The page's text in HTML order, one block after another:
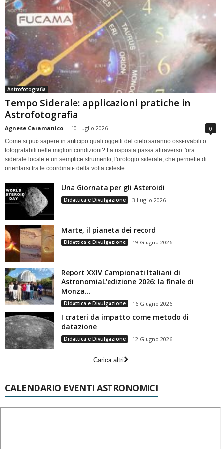
Astrofotografia
Tempo Siderale: applicazioni pratiche in
Astrofotografia
Agnese Caramanico - 10 Luglio 2026 0
Come si può sapere in anticipo quali oggetti del cielo saranno osservabili o
fotografabili nelle migliori condizioni? La risposta passa attraverso l'ora
siderale locale e un semplice strumento, l'orologio siderale, che permette di
orientarsi tra le coordinate della volta celeste
Una Giornata per gli Asteroidi
Didattica e Divulgazione 3 Luglio 2026
Marte, il pianeta dei record
Didattica e Divulgazione 19 Giugno 2026
Report XXIV Campionati Italiani di
AstronomiaL'edizione 2026: la finale di
Monza...
Didattica e Divulgazione 16 Giugno 2026
I crateri da impatto come metodo di
datazione
Didattica e Divulgazione 12 Giugno 2026
Carica altri
CALENDARIO EVENTI ASTRONOMICI